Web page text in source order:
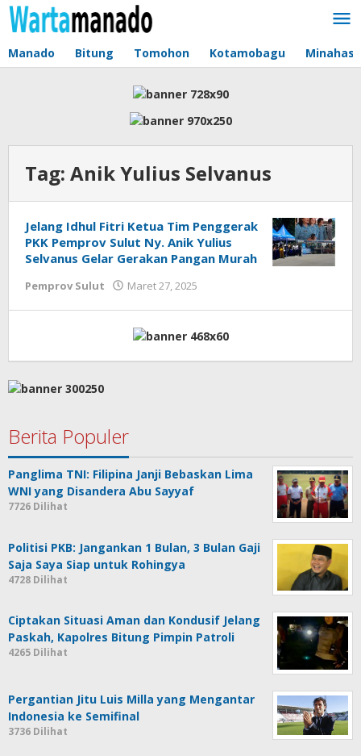
Lewati
ke
Manado Bitung Tomohon Kotamobagu Minahasa
Tag: Anik Yulius Selvanus
Jelang Idhul Fitri Ketua Tim Penggerak
PKK Pemprov Sulut Ny. Anik Yulius
Selvanus Gelar Gerakan Pangan Murah
Pemprov Sulut Maret 27, 2025
Berita Populer
Panglima TNI: Filipina Janji Bebaskan Lima
WNI yang Disandera Abu Sayyaf
7726 Dilihat
Politisi PKB: Jangankan 1 Bulan, 3 Bulan Gaji
Saja Saya Siap untuk Rohingya
4728 Dilihat
Ciptakan Situasi Aman dan Kondusif Jelang
Paskah, Kapolres Bitung Pimpin Patroli
4265 Dilihat
Pergantian Jitu Luis Milla yang Mengantar
Indonesia ke Semifinal
3736 Dilihat